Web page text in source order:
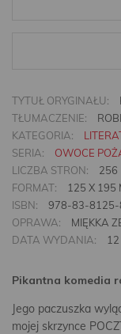
TYTUŁ ORYGINAŁU:
TŁUMACZENIE:
KATEGORIA:
SERIA:
OWOCE
LICZBA STRON:
256
FORMAT:
125 X 195
ISBN:
978-83-
OPRAWA:
MIĘKKA
DATA WYDANIA:
Pikantna komedia
Jego paczuszka
mojej skrzynce